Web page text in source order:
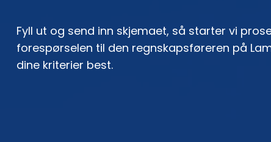
Fyll ut og send inn skjemaet, så starter vi
forespørselen til den regnskapsføreren på
dine kriterier best.